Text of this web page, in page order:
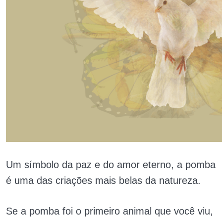
Um símbolo da paz e do amor eterno, a pomba
é uma das criações mais belas da natureza.
Se a pomba foi o primeiro animal que você viu,